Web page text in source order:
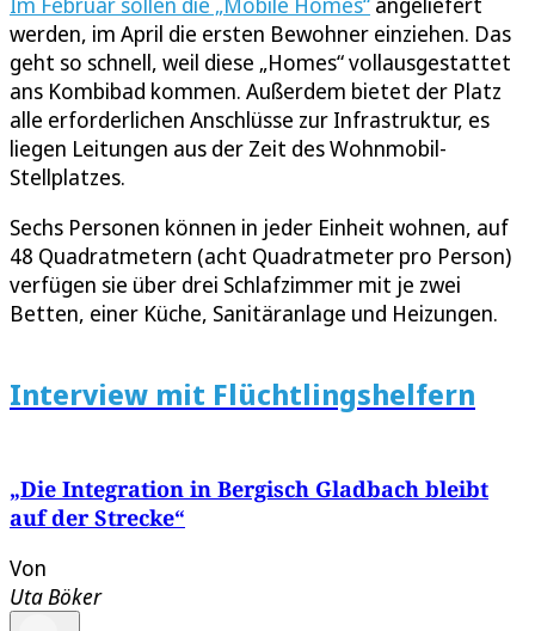
werden, im April die ersten Bewohner einziehen. Das
geht so schnell, weil diese „Homes“ vollausgestattet
ans Kombibad kommen. Außerdem bietet der Platz
alle erforderlichen Anschlüsse zur Infrastruktur, es
liegen Leitungen aus der Zeit des Wohnmobil-
Stellplatzes.
Sechs Personen können in jeder Einheit wohnen, auf
48 Quadratmetern (acht Quadratmeter pro Person)
verfügen sie über drei Schlafzimmer mit je zwei
Betten, einer Küche, Sanitäranlage und Heizungen.
Interview mit Flüchtlingshelfern
„Die Integration in Bergisch Gladbach bleibt
auf der Strecke“
Von
Uta Böker